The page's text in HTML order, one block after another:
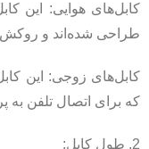
کابل‌های هوایی: این
طراحی شده‌اند و روکش
کابل‌های زوجی: این
که برای اتصال تلفن به
2. طول کابل: